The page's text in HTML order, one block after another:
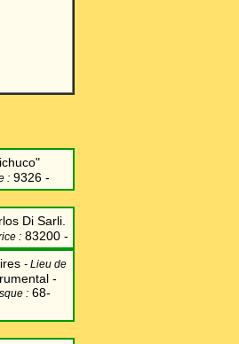
: 9326 -
Di Sarli.
: 83200 -
- Lieu de
-
: 68-